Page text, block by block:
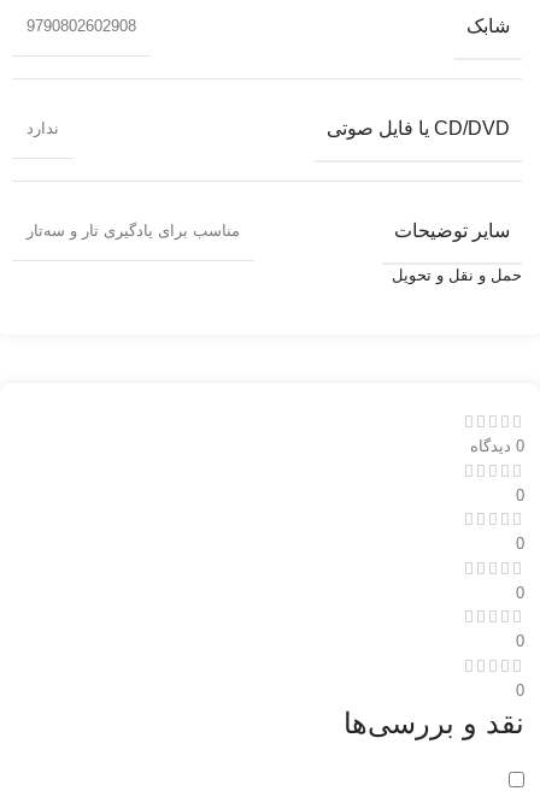
شابک 9790802602908
CD/DVD یا فایل صوتی ندارد
سایر توضیحات مناسب برای یادگیری تار و سه‌تار
حمل و نقل و تحویل
0 دیدگاه
0
0
0
0
0
نقد و بررسی‌ها